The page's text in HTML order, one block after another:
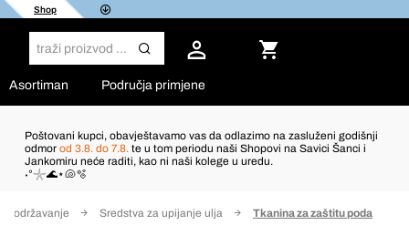
Shop
Asortiman Područja primjene
Poštovani kupci, obavještavamo vas da odlazimo na zasluženi godišnji
odmor od 3.8. do 7.8. te u tom periodu naši Shopovi na Savici Šanci i
Jankomiru neće raditi, kao ni naši kolege u uredu.
˖°𓇼🌊⋆🐚🫧
i održavanje Sredstva za upijanje ulja Tkanina za zaštitu poda